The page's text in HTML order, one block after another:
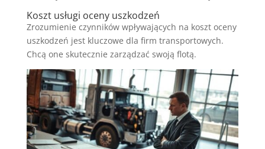
Koszt usługi oceny uszkodzeń
Zrozumienie czynników wpływających na koszt oceny
uszkodzeń jest kluczowe dla firm transportowych.
Chcą one skutecznie zarządzać swoją flotą.